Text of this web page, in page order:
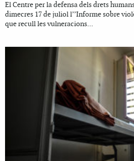
El Centre per la defensa dels drets
dimecres 17 de juliol l’’Informe sobre
que recull les vulneracions...